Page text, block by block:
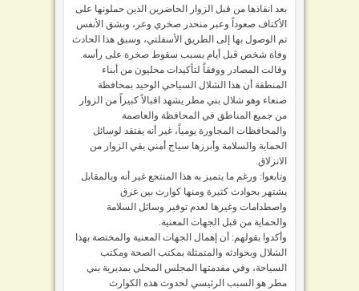
بعد انقاذها من قبل الزوار الحاضرين الذين حملونها على
الأكتاف صعوداً وعبر منحدر صخري وعر، وبشق الأنفس
تم الوصول بها إلى الطريق الأسفلتي، وسبق هذا الحادث
وفاة شخص قبل أيام بسبب سقوط صخرة على رأسه.
وقالت المصادر ووفقاً لتأكيدات محليون من أبناء
المنطقة أن هذا الشلال السياحي الوحيد بمحافظة
صنعاء وهو شلال بني مطر يشهد اقبالاً كبيراً من الزوار
من جميع المناطق في المحافظة والعاصمة
والمحافظات المجاورة يومياً، غير أنه يفتقد لوسائل
الحماية والسلامة وأبرزها سياج أمني يقي الزوار من
الانزلاق.
وتابعوا: ورغم ما يتميز به هذا المنتجع غير أنه وبالمقابل
يشتهر بحوادث كثيرة ومنها كوارث بين غرق
واصطدامات وغيرها لعدم توفير وسائل السلامة
والحماية من قبل الجهات المعنية.
وأكدوا بقولهم: أن إهمال الجهات المعنية والمختصة بهذا
الشلال وبحوادثه والمتمثلة بمكتب الصحة ومكتب
السياحة، وفي مقدمتها المجلس المحلي بمديرية بني
مطر هو السبب الرئيسي لحدوث هذه الكوارث